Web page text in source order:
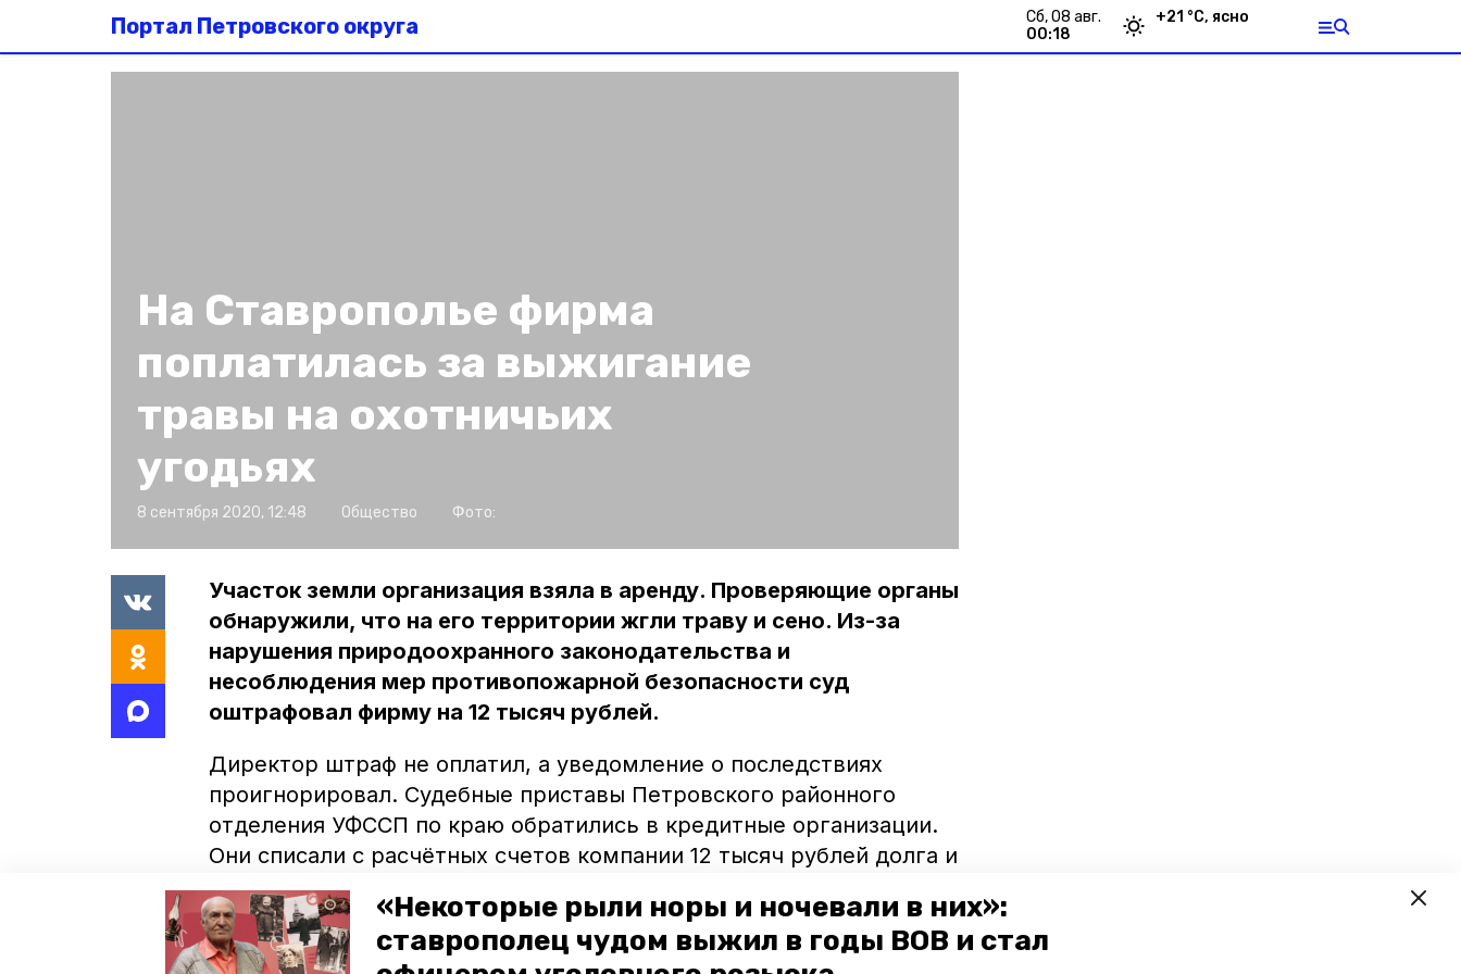
«Некоторые рыли норы и ночевали в них»:
ставрополец чудом выжил в годы ВОВ и стал
Портал Петровского округа
сб, 08 авг.
00:18
+21 °С, ясно
На Ставрополье фирма
поплатилась за выжигание
травы на охотничьих
угодьях
8 сентября 2020, 12:48 Общество Фото:
Участок земли организация взяла в аренду. Проверяющие органы
обнаружили, что на его территории жгли траву и сено. Из-за
нарушения природоохранного законодательства и
несоблюдения мер противопожарной безопасности суд
оштрафовал фирму на 12 тысяч рублей.
Директор штраф не оплатил, а уведомление о последствиях
проигнорировал. Судебные приставы Петровского районного
отделения УФССП по краю обратились в кредитные организации.
Они списали с расчётных счетов компании 12 тысяч рублей долга и
10 тысяч рублей сбора за неуплату штрафа.Дополнительное
денежное взыскание с должников, не оплативших штрафы
добровольно и вовремя составляет 7 процентов от суммы. При